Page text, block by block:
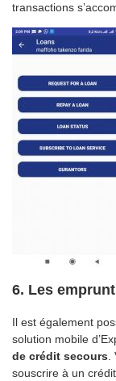
transactions
6. Les
Il est également
solution mobile
de crédit secours
souscrire à un